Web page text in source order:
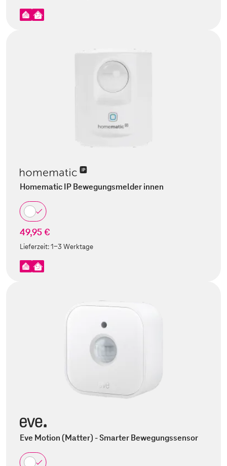
Homematic IP Bewegungsmelder innen
49,95 €
Lieferzeit:1-3 Werktage
Eve Motion (Matter) - Smarter Bewegungssensor